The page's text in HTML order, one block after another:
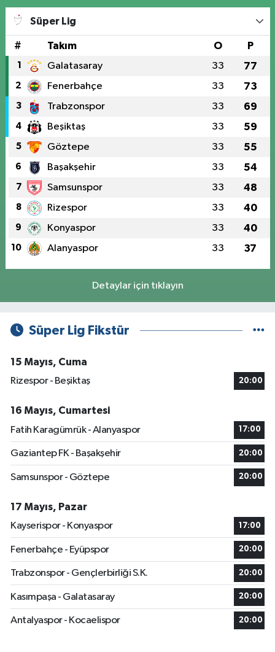
Süper Lig
# Takım O P
1 Galatasaray 33 77
2 Fenerbahçe 33 73
3 Trabzonspor 33 69
4 Beşiktaş 33 59
5 Göztepe 33 55
6 Başakşehir 33 54
7 Samsunspor 33 48
8 Rizespor 33 40
9 Konyaspor 33 40
10 Alanyaspor 33 37
Detaylar için tıklayın
Süper Lig Fikstür
15 Mayıs, Cuma
Rizespor - Beşiktaş
20:00
16 Mayıs, Cumartesi
Fatih Karagümrük - Alanyaspor
17:00
Gaziantep FK - Başakşehir 20:00
Samsunspor - Göztepe 20:00
17 Mayıs, Pazar
Kayserispor - Konyaspor
17:00
Fenerbahçe - Eyüpspor 20:00
Trabzonspor - Gençlerbirliği S.K. 20:00
Kasımpaşa - Galatasaray 20:00
Antalyaspor - Kocaelispor 20:00